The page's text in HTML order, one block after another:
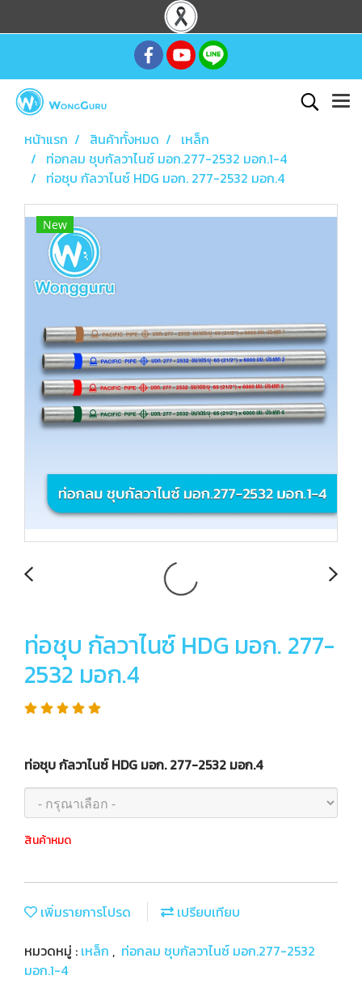
หน้าแรก สินค้าทั้งหมด
เหล็ก
ท่อกลม ชุบกัลวาไนซ์ มอก.277-2532 มอก.1-4
ท่อชุบ กัลวาไนซ์ HDG มอก. 277-2532 มอก.4
New
ท่อชุบ กัลวาไนซ์ HDG มอก. 277-
2532 มอก.4
ท่อชุบ กัลวาไนซ์ HDG มอก. 277-2532 มอก.4
สินค้าหมด
เพิ่มรายการโปรด
เปรียบเทียบ
หมวดหมู่ : เหล็ก , ท่อกลม ชุบกัลวาไนซ์ มอก.277-2532
มอก.1-4